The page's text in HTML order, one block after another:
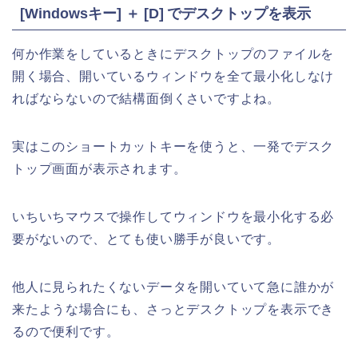
[Windowsキー] ＋ [D] でデスクトップを表示
何か作業をしているときにデスクトップのファイルを
開く場合、開いているウィンドウを全て最小化しなけ
ればならないので結構面倒くさいですよね。
実はこのショートカットキーを使うと、一発でデスク
トップ画面が表示されます。
いちいちマウスで操作してウィンドウを最小化する必
要がないので、とても使い勝手が良いです。
他人に見られたくないデータを開いていて急に誰かが
来たような場合にも、さっとデスクトップを表示でき
るので便利です。